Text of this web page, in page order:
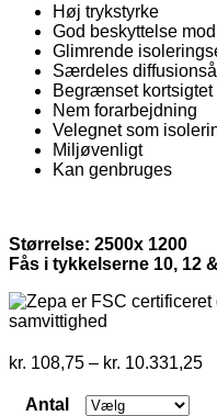
Høj trykstyrke
God beskyttelse
Glimrende
Særdeles
Begrænset kortsigtet
Nem forarbejdning
Velegnet som
Miljøvenligt
Kan genbruges
Størrelse: 2500x 1200
Fås i tykkelserne 10, 12
kr. 108,75 – kr. 10.331,25
Antal